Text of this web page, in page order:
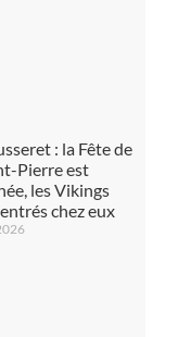
: la Fête de
Pierre est
les Vikings
chez eux